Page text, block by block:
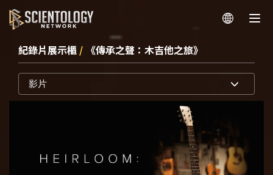
紀錄片展示櫃 / 《傳承之聲：木吉他之旅》
影片